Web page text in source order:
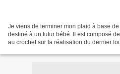
Je viens de terminer mon plaid à base
destiné à un futur bébé. Il est composé
au crochet sur la réalisation du dernier